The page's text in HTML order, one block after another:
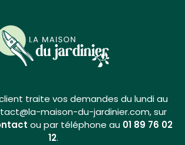
traite vos demandes du lundi au
maison-du-jardinier.com, sur
ou par téléphone au 01 89 76 02
12.